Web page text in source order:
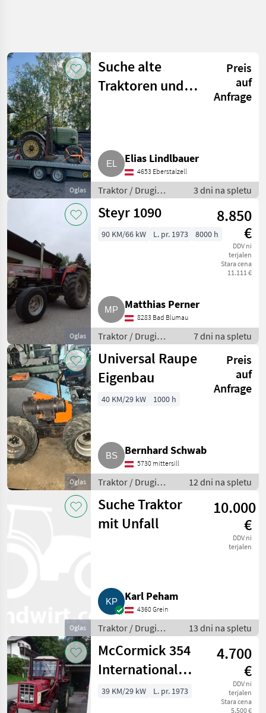
Oglas
Suche alte
Traktoren und
Preis
auf
Anfrage
Elias Lindlbauer
4653 Eberstalzell
Traktor / Drugi
traktor
3 dni na spletu
Oglas
Steyr 1090
8.850
€
DDV ni
terjalen
Stara cena
11.111 €
90 KM/66 kW L. pr. 1973 8000 h
Matthias Perner
8283 Bad Blumau
Traktor / Drugi
traktor
7 dni na spletu
Oglas
Universal Raupe
Eigenbau
Preis
auf
Anfrage
40 KM/29 kW 1000 h
Bernhard Schwab
5730 mittersill
Traktor / Drugi
traktor
12 dni na spletu
Oglas
Suche Traktor
mit Unfall
10.000
€
DDV ni
terjalen
Karl Peham
4360 Grein
Traktor / Drugi
traktor
13 dni na spletu
McCormick 354
International
Traktor,
4.700
€
DDV ni
terjalen
Stara cena
5.500 €
39 KM/29 kW L. pr. 1973